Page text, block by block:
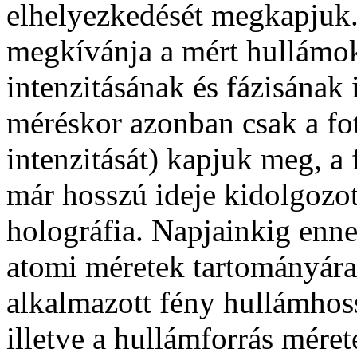
elhelyezkedését
megkívánja a mért
intenzitásának és
méréskor azonban csak a
intenzitását) kapjuk meg, a
már hosszú ideje
holográfia. Napjainkig
atomi méretek
alkalmazott fény
illetve a hullámforrás